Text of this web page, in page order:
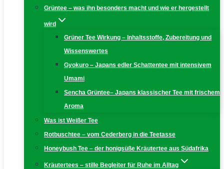
Grüntee – was ihn besonders macht und wie er hergestellt
wird
Grüner Tee Wirkung – Inhaltsstoffe, Zubereitung und
Wissenswertes
Gyokuro – Japans edler Schattentee mit intensivem
Umami
Sencha Grüntee– Japans klassischer Tee mit frischem
Aroma
Was ist Weißer Tee
Rotbuschtee – vom Cederberg in die Teetasse
Honeybush Tee – der honigsüße Kräutertee aus Südafrika
Kräutertees – stille Begleiter für Ruhe im Alltag